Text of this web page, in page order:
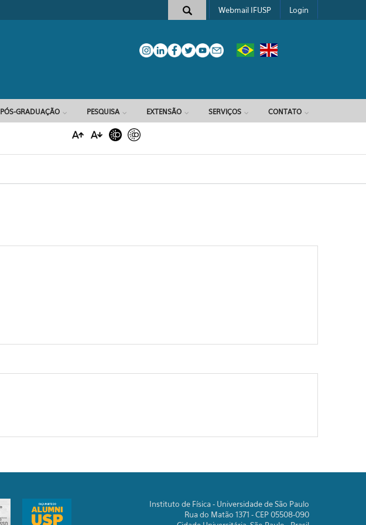
Formulário de busca
Webmail IFUSP Login
PÓS-GRADUAÇÃO PESQUISA EXTENSÃO SERVIÇOS CONTATO
Instituto de Física - Universidade de São Paulo
Rua do Matão 1371 - CEP 05508-090